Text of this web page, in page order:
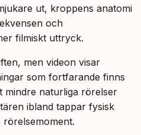
ut, kroppens anatomi
och
filmiskt uttryck.
men videon visar
som fortfarande finns
mindre naturliga rörelser
ibland tappar fysisk